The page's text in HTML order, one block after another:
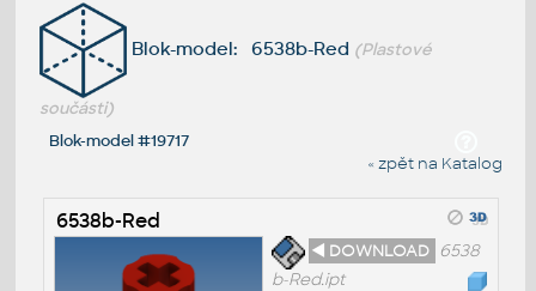
Blok-model: 6538b-Red (Plastové
součásti)
Blok-model #19717
« zpět na Katalog
6538b-Red
◄ DOWNLOAD
6538
b-Red.ipt